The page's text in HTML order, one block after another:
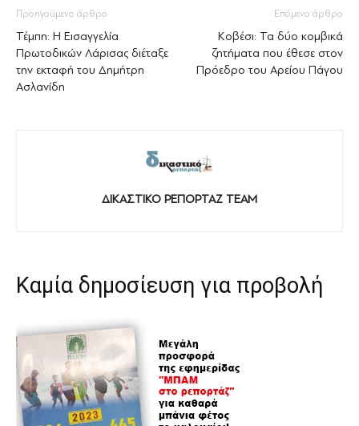
Προηγούμενο άρθρο
Τέμπη: Η Εισαγγελία
Πρωτοδικών Λάρισας διέταξε
την εκταφή του Δημήτρη
Ασλανίδη
Επόμενο άρθρο
Κοβέσι: Τα δύο κομβικά
ζητήματα που έθεσε στον
Πρόεδρο του Αρείου Πάγου
ΔΙΚΑΣΤΙΚΟ ΡΕΠΟΡΤΑΖ TEAM
Καμία δημοσίευση για προβολή